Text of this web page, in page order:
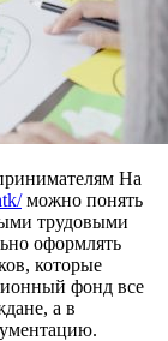
На
можно понять
трудовыми
оформлять
которые
фонд все
а в